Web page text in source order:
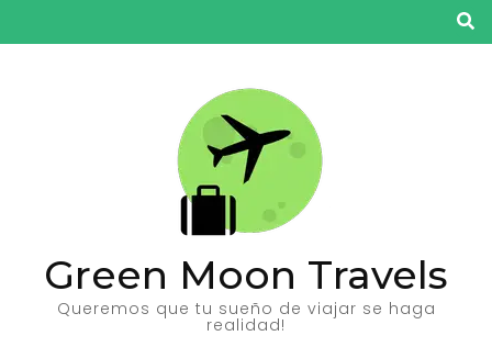
al
Green Moon Travels
Queremos que tu sueño de viajar se haga
realidad!